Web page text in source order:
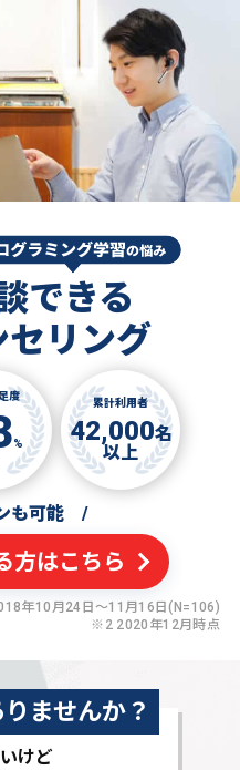
できる
リング
度
%
累計利用者
42,000名
以上
も可能 /
方はこちら
年10月24日〜11月16日(N=106)
※2 2020年12月時点
ませんか？
けど